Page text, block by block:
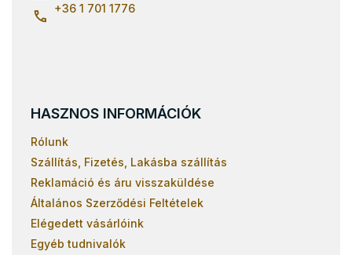
+36 1 701 1776
HASZNOS INFORMÁCIÓK
Rólunk
Szállítás, Fizetés, Lakásba szállítás
Reklamáció és áru visszaküldése
Általános Szerződési Feltételek
Elégedett vásárlóink
Egyéb tudnivalók